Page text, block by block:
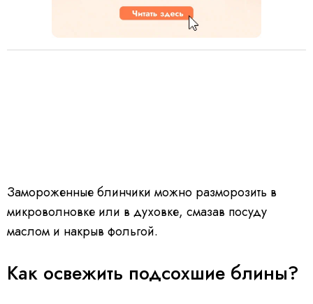
Замороженные блинчики можно разморозить в
микроволновке или в духовке, смазав посуду
маслом и накрыв фольгой.
Как освежить подсохшие блины?